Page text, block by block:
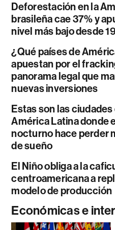
Deforestación en la
brasileña cae 37% y
nivel más bajo desde
¿Qué países de
apuestan por el
panorama legal que
nuevas inversiones
Estas son las ciudades
América Latina donde
nocturno hace perder
de sueño
El Niño obliga a la
centroamericana a
modelo de producción
Económicas e